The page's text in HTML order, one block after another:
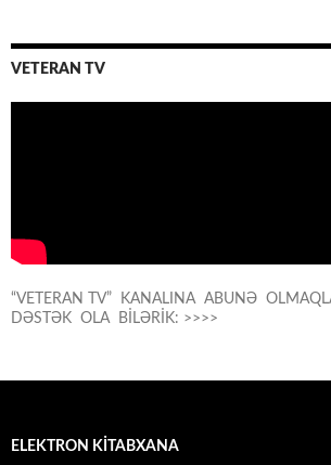
VETERAN TV
“VETERAN TV” KANALINA ABUNƏ
DƏSTƏK OLA BİLƏRİK: >>>>
ELEKTRON KİTABXANA